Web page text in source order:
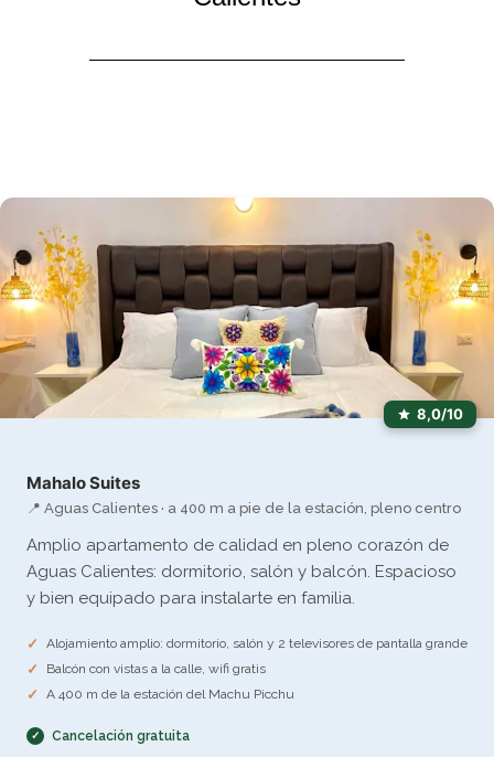
8,0/10
Mahalo Suites
📍 Aguas Calientes · a 400 m a pie de la estación, pleno centro
Amplio apartamento de calidad en pleno corazón de
Aguas Calientes: dormitorio, salón y balcón. Espacioso
y bien equipado para instalarte en familia.
Alojamiento amplio: dormitorio, salón y 2 televisores de pantalla grande
Balcón con vistas a la calle, wifi gratis
A 400 m de la estación del Machu Picchu
Cancelación gratuita